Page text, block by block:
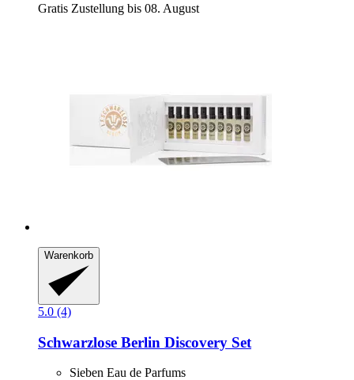
Gratis Zustellung bis 08. August
Warenkorb
5.0 (4)
Schwarzlose Berlin Discovery Set
Sieben Eau de Parfums